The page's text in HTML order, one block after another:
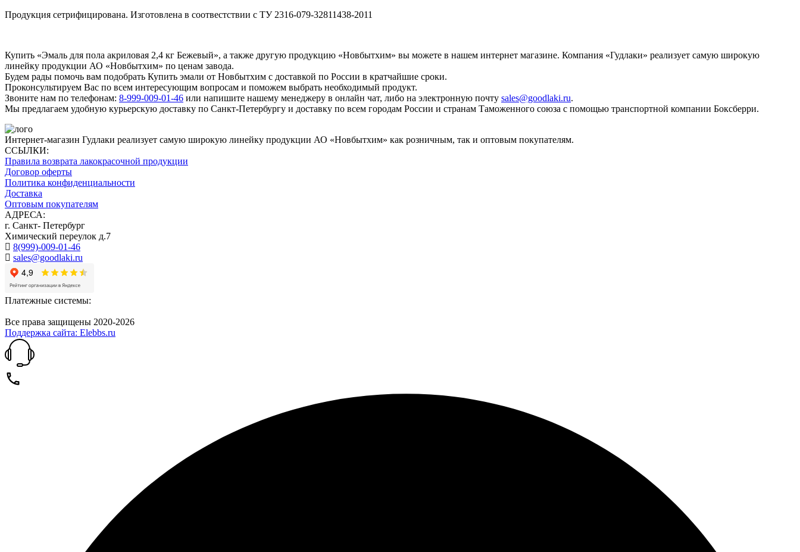
Продукция сетрифицирована. Изготовлена в соотвестствии с ТУ 2316-079-32811438-2011
Купить «Эмаль для пола акриловая 2,4 кг Бежевый», а также другую продукцию «Новбытхим» вы можете в нашем интернет магазине. Компания «Гудлаки» реализует самую широкую
линейку продукции АО «Новбытхим» по ценам завода.
Будем рады помочь вам подобрать Купить эмали от Новбытхим с доставкой по России в кратчайшие сроки.
Проконсультируем Вас по всем интересующим вопросам и поможем выбрать необходимый продукт.
Звоните нам по телефонам: 8-999-009-01-46 или напишите нашему менеджеру в онлайн чат, либо на электронную почту sales@goodlaki.ru.
Мы предлагаем удобную курьерскую доставку по Санкт-Петербургу и доставку по всем городам России и странам Таможенного союза с помощью транспортной компании Боксберри.
Интернет-магазин Гудлаки реализует самую широкую линейку продукции АО «Новбытхим» как розничным, так и оптовым покупателям.
ССЫЛКИ:
Правила возврата лакокрасочной продукции
Договор оферты
Политика конфиденциальности
Доставка
Оптовым покупателям
АДРЕСА:
г. Санкт- Петербург
Химический переулок д.7
8(999)-009-01-46
sales@goodlaki.ru
Платежные системы:
Все права защищены 2020-2026
Поддержка сайта: Elebbs.ru